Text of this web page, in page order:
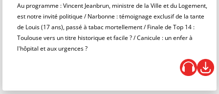
Au programme : Vincent Jeanbrun, ministre de la Ville et du Logement,
est notre invité politique / Narbonne : témoignage exclusif de la tante
de Louis (17 ans), passé à tabac mortellement / Finale de Top 14 :
Toulouse vers un titre historique et facile ? / Canicule : un enfer à
l'hôpital et aux urgences ?